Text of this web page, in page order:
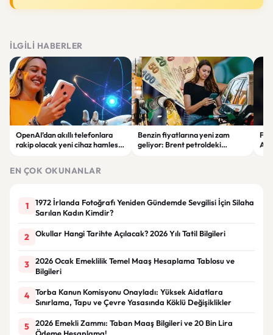
İLGILI HABERLER
OpenAI’dan akıllı telefonlara
rakip olacak yeni cihaz hamlesi:
Benzin fiyatlarına yeni zam
geliyor: Brent petroldeki
EN ÇOK OKUNANLAR
1
1972 İrlanda Fotoğrafı Yeniden Gündemde Sevgilisi İçin Silaha
Sarılan Kadın Kimdir?
2 Okullar Hangi Tarihte Açılacak? 2026 Yılı Tatil Bilgileri
3
2026 Ocak Emeklilik Temel Maaş Hesaplama Tablosu ve
Bilgileri
4
Torba Kanun Komisyonu Onayladı: Yüksek Aidatlara
Sınırlama, Tapu ve Çevre Yasasında Köklü Değişiklikler
5
2026 Emekli Zammı: Taban Maaş Bilgileri ve 20 Bin Lira
Ödeme Hesaplama!